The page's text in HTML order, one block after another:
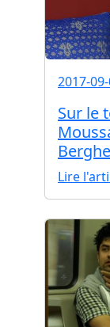
2017-
Sur le
Berghe
Lire